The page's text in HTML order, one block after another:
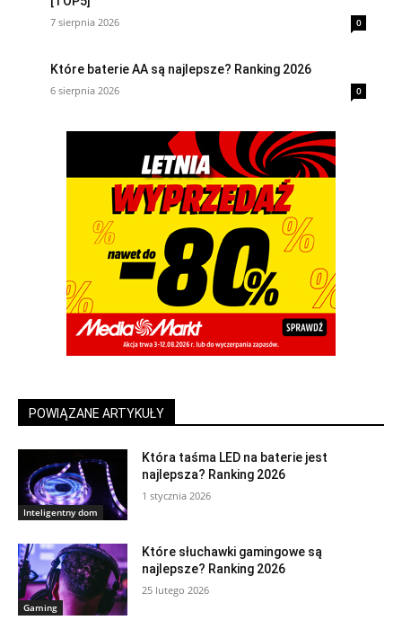
7 sierpnia 2026 0
Które baterie AA są najlepsze? Ranking 2026
6 sierpnia 2026 0
POWIĄZANE ARTYKUŁY
Inteligentny dom
Która taśma LED na baterie jest
najlepsza? Ranking 2026
1 stycznia 2026
Gaming
Które słuchawki gamingowe są
najlepsze? Ranking 2026
25 lutego 2026